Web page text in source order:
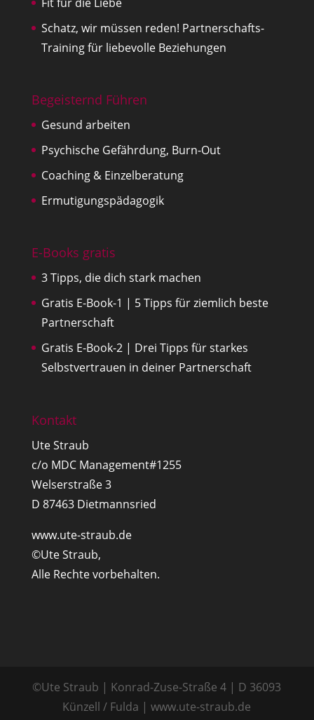
Schatz, wir müssen reden! Partnerschafts-
Training für liebevolle Beziehungen
Begeisternd Führen
Gesund arbeiten
Psychische Gefährdung, Burn-Out
Coaching & Einzelberatung
Ermutigungspädagogik
E-Books gratis
3 Tipps, die dich stark machen
Gratis E-Book-1 | 5 Tipps für ziemlich beste
Partnerschaft
Gratis E-Book-2 | Drei Tipps für starkes
Selbstvertrauen in deiner Partnerschaft
Kontakt
Ute Straub
c/o MDC Management#1255
Welserstraße 3
D 87463 Dietmannsried
www.ute-straub.de
©Ute Straub,
Alle Rechte vorbehalten.
©Ute Straub | Konrad-Zuse-Straße 4 | D 36093
Künzell / Fulda | www.ute-straub.de